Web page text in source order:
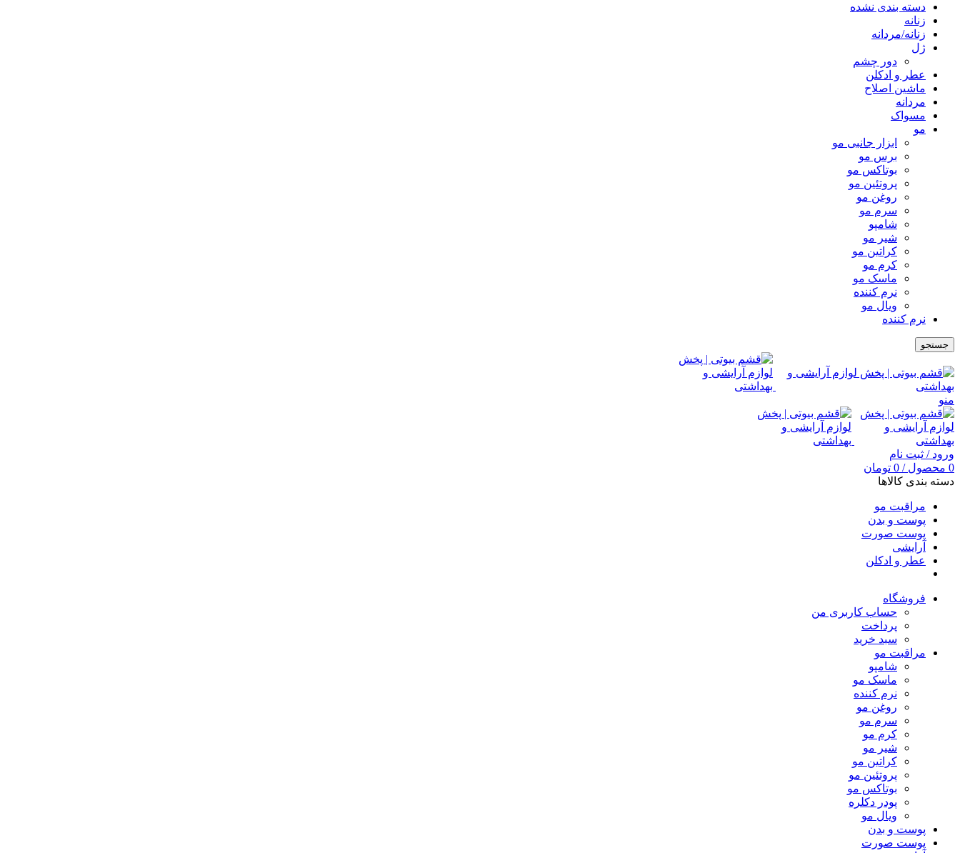
دسته بندی نشده
زنانه
زنانه/مردانه
ژل
دور چشم
عطر و ادکلن
ماشین اصلاح
مردانه
مسواک
مو
ابزار جانبی مو
برس مو
بوتاکس مو
پروتئین مو
روغن مو
سرم مو
شامپو
شیر مو
کراتین مو
کرم مو
ماسک مو
نرم کننده
ویال مو
نرم کننده
جستجو
منو
ورود / ثبت نام
0 محصول /
0 تومان
دسته بندی کالاها
مراقبت مو
پوست و بدن
پوست صورت
آرایشی
عطر و ادکلن
فروشگاه
حساب کاربری من
پرداخت
سبد خرید
مراقبت مو
شامپو
ماسک مو
نرم کننده
روغن مو
سرم مو
کرم مو
شیر مو
کراتین مو
پروتئین مو
بوتاکس مو
پودر دکلره
ویال مو
پوست و بدن
پوست صورت